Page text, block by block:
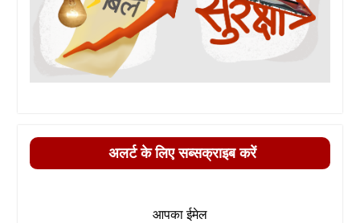
अलर्ट के लिए सब्सक्राइब करें
आपका ईमेल